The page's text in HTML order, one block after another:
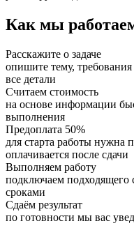
Как мы
Расскажите о задаче
опишите тему,
все детали
Считаем стоимость
на основе информации
выполнения
Предоплата 50%
для старта работы нужна
оплачивается после сдачи
Выполняем работу
подключаем подходящего
сроками
Сдаём результат
по готовности мы вас